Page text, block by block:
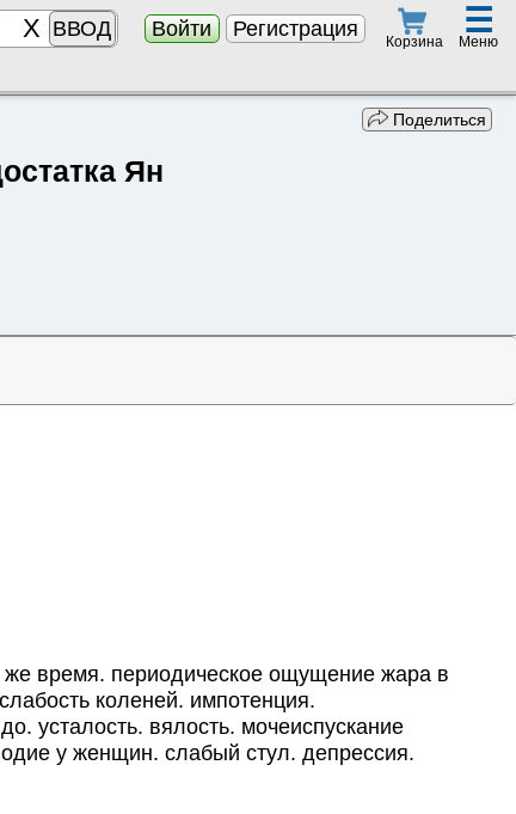
ВВОД Войти Регистрация
Корзина
☰
Меню
Поделиться
Ян
время. периодическое ощущение жара в
коленей. импотенция.
усталость. вялость. мочеиспускание
у женщин. слабый стул. депрессия.